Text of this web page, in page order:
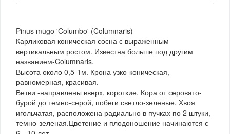
Pinus mugo 'Columbo' (Columnaris)
Карликовая коническая сосна с выраженным
вертикальным ростом. Известна больше под другим
названием-Columnaris.
Высота около 0,5-1м. Крона узко-коническая,
равномерная, красивая.
Ветви -направлены вверх, короткие. Кора от серовато-
бурой до темно-серой, побеги светло-зеленые. Хвоя
игольчатая, расположена радиально в пучках по 2 штуки,
темно-зеленая.Цветение и плодоношение начинаются с